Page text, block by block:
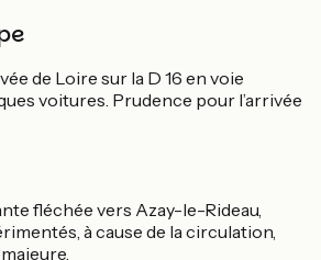
de Loire sur la D 16 en voie
voitures. Prudence pour l’arrivée
fléchée vers Azay-le-Rideau,
à cause de la circulation,